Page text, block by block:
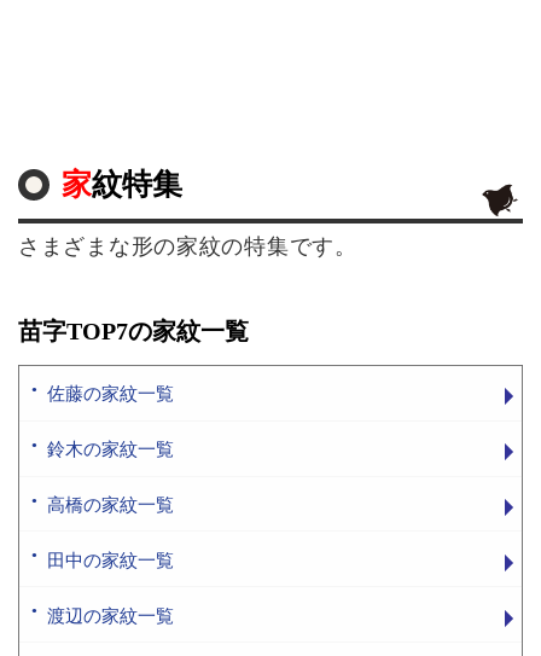
家紋特集
さまざまな形の家紋の特集です。
苗字TOP7の家紋一覧
佐藤の家紋一覧
鈴木の家紋一覧
高橋の家紋一覧
田中の家紋一覧
渡辺の家紋一覧